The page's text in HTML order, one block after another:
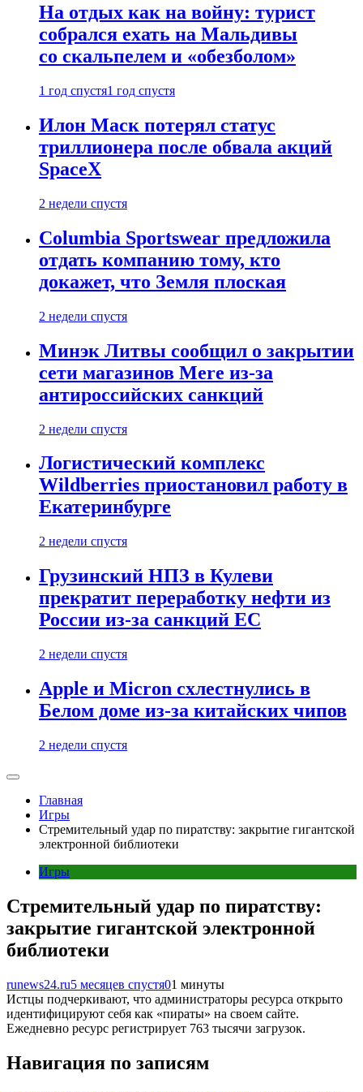
На отдых как на войну: турист
собрался ехать на Мальдивы
со скальпелем и «обезболом»
1 год спустя1 год спустя
Илон Маск потерял статус
триллионера после обвала акций
SpaceX
2 недели спустя
Columbia Sportswear предложила
отдать компанию тому, кто
докажет, что Земля плоская
2 недели спустя
Минэк Литвы сообщил о закрытии
сети магазинов Mere из-за
антироссийских санкций
2 недели спустя
Логистический комплекс
Wildberries приостановил работу в
Екатеринбурге
2 недели спустя
Грузинский НПЗ в Кулеви
прекратит переработку нефти из
России из-за санкций ЕС
2 недели спустя
Apple и Micron схлестнулись в
Белом доме из-за китайских чипов
2 недели спустя
Главная
Игры
Стремительный удар по пиратству: закрытие гигантской
электронной библиотеки
Игры
Стремительный удар по пиратству:
закрытие гигантской электронной
библиотеки
runews24.ru5 месяцев спустя01 минуты
Истцы подчеркивают, что администраторы ресурса открыто
идентифицируют себя как «пираты» на своем сайте.
Ежедневно ресурс регистрирует 763 тысячи загрузок.
Навигация по записям